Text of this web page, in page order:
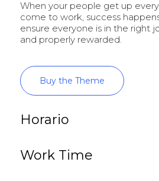
When your people get up
come to work, success
ensure everyone is in the right
and properly rewarded.
Buy the Theme
Horario
Work Time